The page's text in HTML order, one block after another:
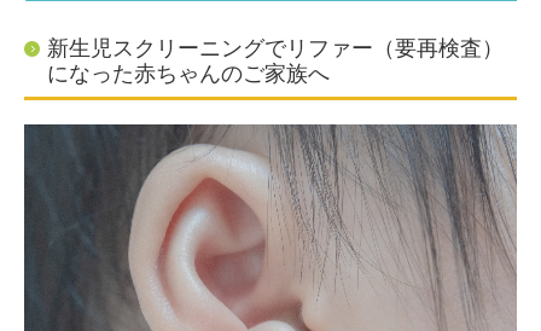
きこえにくいお子さまのために
アクセス・お問い合わせ
小学生以上のお子様へ
神奈川県聴覚障害者福祉センター
新生児スクリーニングでリファー（要再検査）
になった赤ちゃんのご家族へ